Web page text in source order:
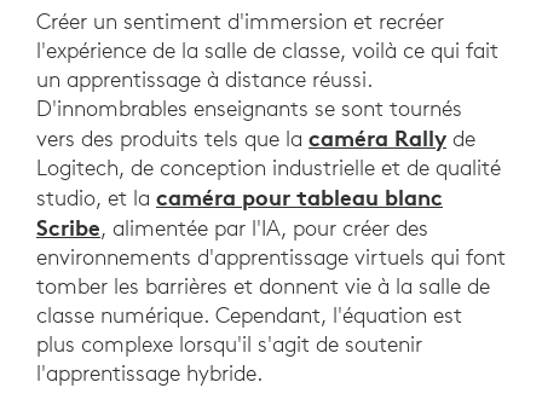
Créer un sentiment d'immersion et recréer
l'expérience de la salle de classe, voilà ce qui fait
un apprentissage à distance réussi.
D'innombrables enseignants se sont tournés
vers des produits tels que la caméra Rally de
Logitech, de conception industrielle et de qualité
studio, et la caméra pour tableau blanc
Scribe, alimentée par l'IA, pour créer des
environnements d'apprentissage virtuels qui font
tomber les barrières et donnent vie à la salle de
classe numérique. Cependant, l'équation est
plus complexe lorsqu'il s'agit de soutenir
l'apprentissage hybride.